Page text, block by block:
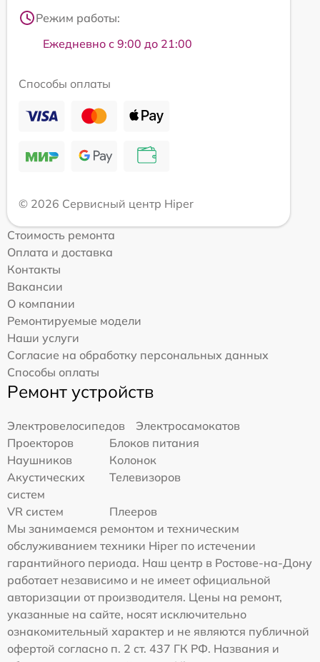
Режим работы:
Ежедневно с 9:00 до 21:00
Способы оплаты
© 2026 Сервисный центр Hiper
Стоимость ремонта
Оплата и доставка
Контакты
Вакансии
О компании
Ремонтируемые модели
Наши услуги
Согласие на обработку персональных данных
Способы оплаты
Ремонт устройств
Электровелосипедов
Электросамокатов
Проекторов
Блоков питания
Наушников
Колонок
Акустических
систем
Телевизоров
VR систем
Плееров
Мы занимаемся ремонтом и техническим
обслуживанием техники Hiper по истечении
гарантийного периода. Наш центр в Ростове-на-Дону
работает независимо и не имеет официальной
авторизации от производителя. Цены на ремонт,
указанные на сайте, носят исключительно
ознакомительный характер и не являются публичной
офертой согласно п. 2 ст. 437 ГК РФ. Названия и